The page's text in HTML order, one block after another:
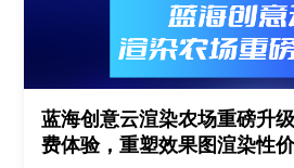
蓝海创意云渲染农场重磅升
费体验，重塑效果图渲染性